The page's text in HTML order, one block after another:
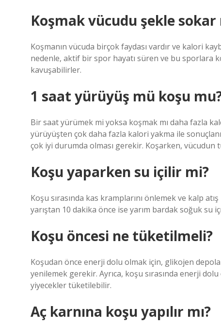
Koşmak vücudu şekle sokar
Koşmanın vücuda birçok faydası vardır ve kalori
nedenle, aktif bir spor hayatı süren ve bu sporlara
kavuşabilirler.
1 saat yürüyüş mü koşu
Bir saat yürümek mi yoksa koşmak mı daha fazla
yürüyüşten çok daha fazla kalori yakma ile
çok iyi durumda olması gerekir. Koşarken, vücudun
Koşu yaparken su içilir mi?
Koşu sırasında kas kramplarını önlemek ve kalp
yarıştan 10 dakika önce ise yarım bardak soğuk su
Koşu öncesi ne tüketilmeli?
Koşudan önce enerji dolu olmak için, glikojen
yenilemek gerekir. Ayrıca, koşu sırasında enerji
yiyecekler tüketilebilir.
Aç karnına koşu yapılır mı?